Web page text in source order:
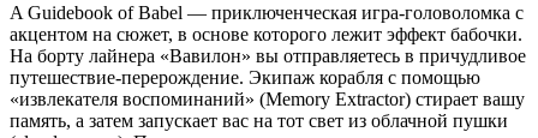
A Guidebook of Babel — приключенческая игра-головоломка с
акцентом на сюжет, в основе которого лежит эффект бабочки.
На борту лайнера «Вавилон» вы отправляетесь в причудливое
путешествие-перерождение. Экипаж корабля с помощью
«извлекателя воспоминаний» (Memory Extractor) стирает вашу
память, а затем запускает вас на тот свет из облачной пушки